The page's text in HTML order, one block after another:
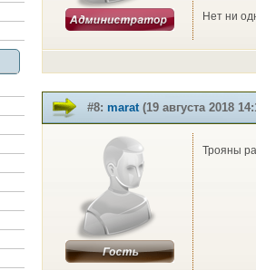
Нет ни
#8: marat(19 августа 2018
Трояны